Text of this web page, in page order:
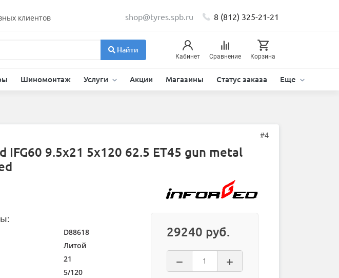
клиентов shop@tyres.spb.ru 8 (812) 325-21-21
Найти
Кабинет Сравнение Корзина
Шиномонтаж Услуги Акции Магазины Статус заказа Еще
#4
IFG60 9.5x21 5x120 62.5 ET45 gun metal
29240 руб.
D88618
Литой
21
5/120